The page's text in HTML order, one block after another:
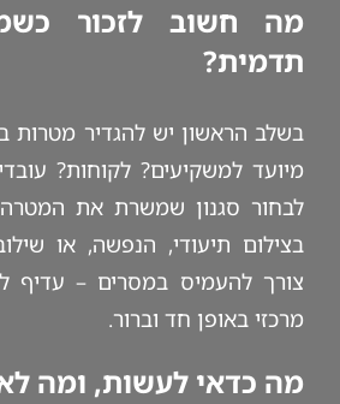
מה חשוב לזכור
תדמית?
בשלב הראשון יש להגדיר מטרות
מיועד למשקיעים? לקוחות?
לבחור סגנון שמשרת את
בצילום תיעודי, הנפשה, או
צורך להעמיס במסרים – עדיף
מרכזי באופן חד וברור.
מה כדאי לעשות, ומה